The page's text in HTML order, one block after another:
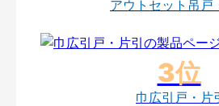
アウトセット吊戸
巾広引戸・片